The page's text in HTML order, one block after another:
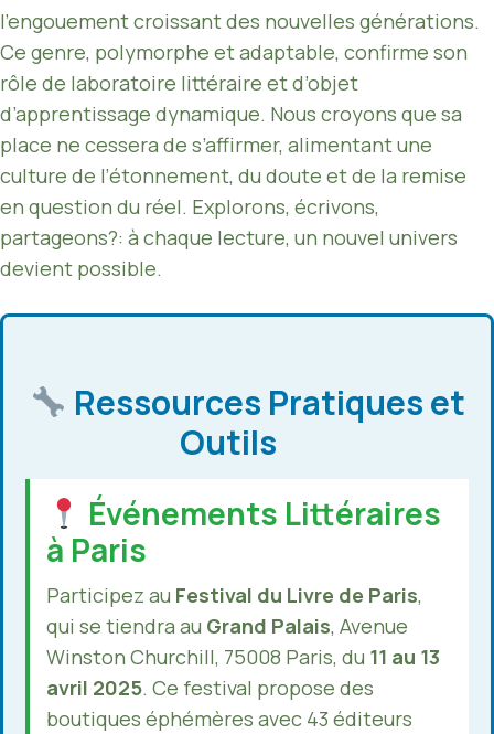
l’engouement croissant des nouvelles générations.
Ce genre, polymorphe et adaptable, confirme son
rôle de laboratoire littéraire et d’objet
d’apprentissage dynamique. Nous croyons que sa
place ne cessera de s’affirmer, alimentant une
culture de l’étonnement, du doute et de la remise
en question du réel. Explorons, écrivons,
partageons?: à chaque lecture, un nouvel univers
devient possible.
Ressources Pratiques et
Outils
Événements Littéraires
à Paris
Participez au Festival du Livre de Paris,
qui se tiendra au Grand Palais, Avenue
Winston Churchill, 75008 Paris, du 11 au 13
avril 2025. Ce festival propose des
boutiques éphémères avec 43 éditeurs